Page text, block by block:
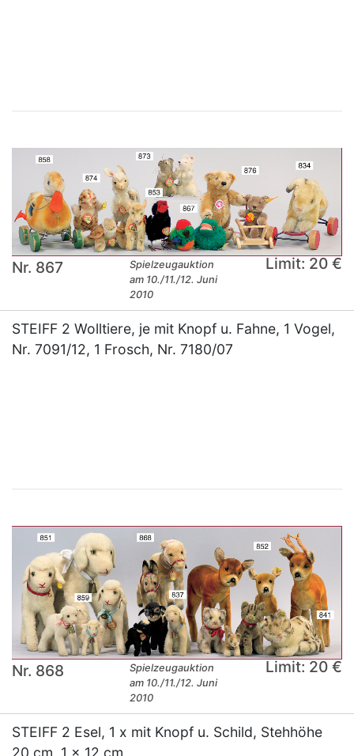
Nr. 867
Spielzeugauktion
am 10./11./12. Juni
2010
Limit: 20 €
STEIFF 2 Wolltiere, je mit Knopf u. Fahne, 1 Vogel,
Nr. 7091/12, 1 Frosch, Nr. 7180/07
Nr. 868
Spielzeugauktion
am 10./11./12. Juni
2010
Limit: 20 €
STEIFF 2 Esel, 1 x mit Knopf u. Schild, Stehhöhe